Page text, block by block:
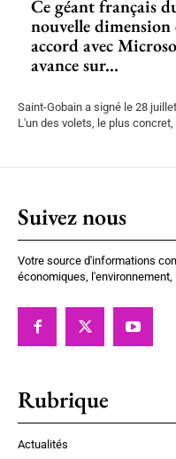
Ce géant français
nouvelle
accord avec
avance sur...
Saint-Gobain a signé le 28
L'un des volets, le plus concret,
Suivez nous
Votre source d'informations
économiques,
Rubrique
Actualités